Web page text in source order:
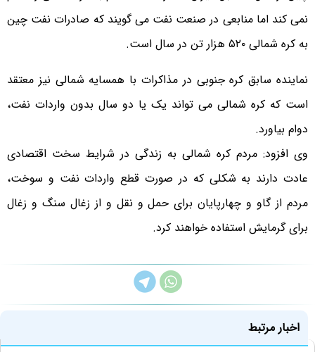
نمی کند اما منابعی در صنعت نفت می گویند که صادرات نفت چین
به کره شمالی ۵۲۰ هزار تن در سال است.
نماینده سابق کره جنوبی در مذاکرات با همسایه شمالی نیز معتقد
است که کره شمالی می تواند یک یا دو سال بدون واردات نفت،
دوام بیاورد.
وی افزود: مردم کره شمالی به زندگی در شرایط سخت اقتصادی
عادت دارند به شکلی که در صورت قطع واردات نفت و سوخت،
مردم از گاو و چهارپایان برای حمل و نقل و از زغال سنگ و زغال
برای گرمایش استفاده خواهند کرد.
اخبار مرتبط